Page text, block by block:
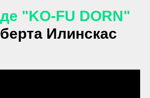
"KO-FU DORN"
Илинскас